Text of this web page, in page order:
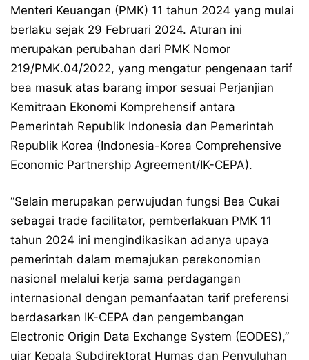
Menteri Keuangan (PMK) 11 tahun 2024 yang mulai
berlaku sejak 29 Februari 2024. Aturan ini
merupakan perubahan dari PMK Nomor
219/PMK.04/2022, yang mengatur pengenaan tarif
bea masuk atas barang impor sesuai Perjanjian
Kemitraan Ekonomi Komprehensif antara
Pemerintah Republik Indonesia dan Pemerintah
Republik Korea (Indonesia-Korea Comprehensive
Economic Partnership Agreement/IK-CEPA).
“Selain merupakan perwujudan fungsi Bea Cukai
sebagai trade facilitator, pemberlakuan PMK 11
tahun 2024 ini mengindikasikan adanya upaya
pemerintah dalam memajukan perekonomian
nasional melalui kerja sama perdagangan
internasional dengan pemanfaatan tarif preferensi
berdasarkan IK-CEPA dan pengembangan
Electronic Origin Data Exchange System (EODES),”
ujar Kepala Subdirektorat Humas dan Penyuluhan